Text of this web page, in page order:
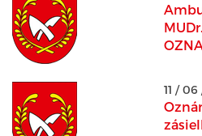
11 /